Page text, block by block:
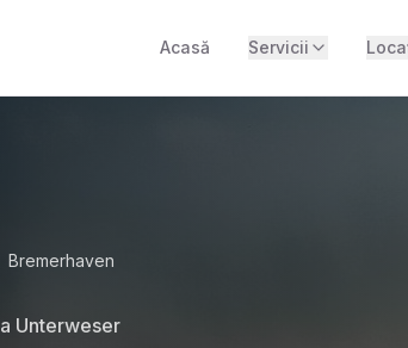
Acasă Servicii
Bremerhaven
Unterweser